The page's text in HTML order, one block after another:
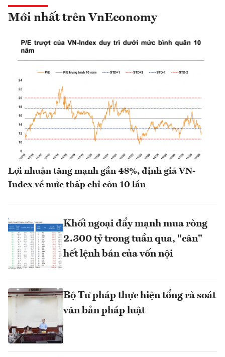
Mới nhất trên VnEconomy
Lợi nhuận tăng mạnh gần 48%, định giá VN-
Index về mức thấp chỉ còn 10 lần
Khối ngoại đẩy mạnh mua ròng
2.300 tỷ trong tuần qua, "cân"
hết lệnh bán của vốn nội
Bộ Tư pháp thực hiện tổng rà soát
văn bản pháp luật